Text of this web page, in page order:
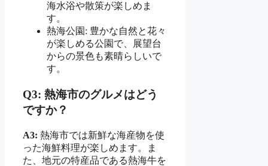
海水浴や散策が楽しめま
す。
熱海公園: 豊かな自然と花々
が楽しめる公園で、展望台
からの景色も素晴らしいで
す。
Q3: 熱海市のグルメはどう
ですか？
A3: 熱海市では新鮮な海産物を使
った海鮮料理が楽しめます。ま
た、地元の特産品である熱海牛を